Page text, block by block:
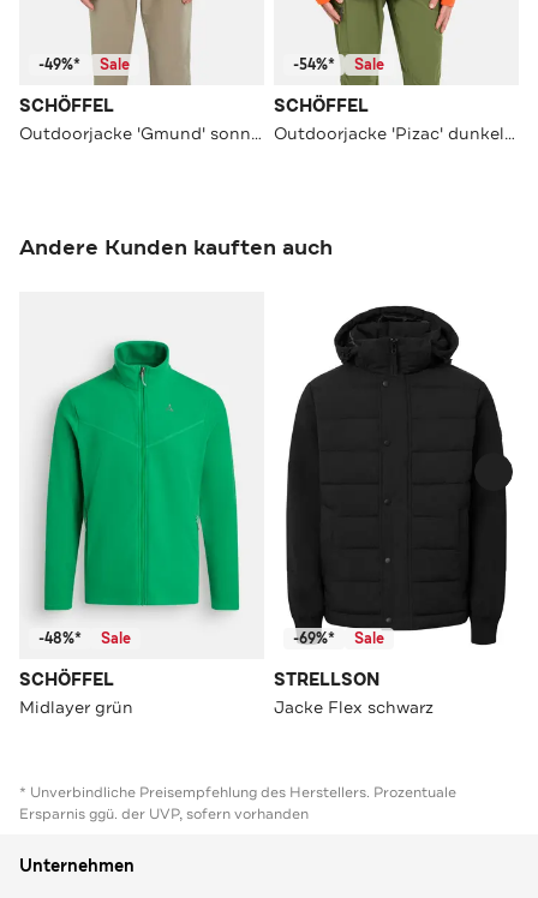
-49%* Sale
SCHÖFFEL
Outdoorjacke 'Gmund' sonnengelb
-54%* Sale
SCHÖFFEL
Outdoorjacke 'Pizac' dunkelorange
Andere Kunden kauften auch
-48%* Sale
SCHÖFFEL
Midlayer grün
-69%* Sale
STRELLSON
Jacke Flex schwarz
* Unverbindliche Preisempfehlung des Herstellers. Prozentuale
Ersparnis ggü. der UVP, sofern vorhanden
Unternehmen